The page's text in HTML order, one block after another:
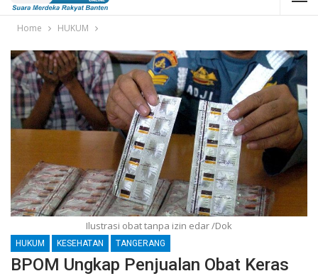
Home HUKUM
Ilustrasi obat tanpa izin edar /Dok
HUKUM KESEHATAN TANGERANG
BPOM Ungkap Penjualan Obat Keras